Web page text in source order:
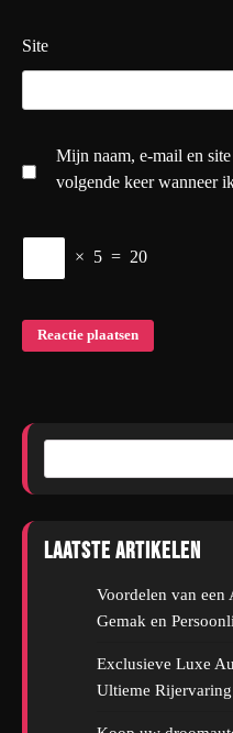
Site
Mijn naam, e-mail en
volgende keer wanneer
× 5 = 20
Laatste artikelen
Voordelen van
Gemak en
Exclusieve Luxe
Ultieme Rijervaring